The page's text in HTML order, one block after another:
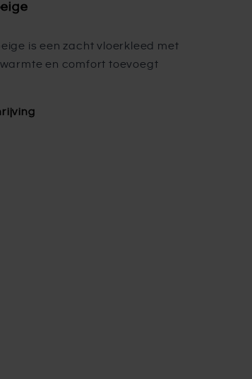
is een zacht vloerkleed met
en comfort toevoegt